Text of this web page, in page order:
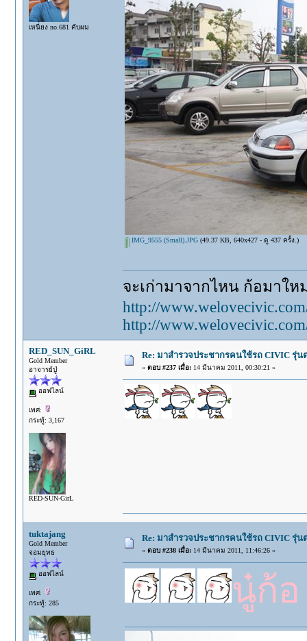
เหนี่ยง no.681 คับผม
IMG_9555 (Small).JPG(49.37 KB, 640x427 - ดู 437 ครั้ง.)
จะเก่ามาจากไหน ก้อมาให
http://
http://
RED_SUN_GiRL
Gold Member
อาจารย์ปู่
ออฟไลน์
เพศ:
กระทู้: 3,167
RED-SUN-GirL
Re: มาสำรวจประชากรคนใช้รถ CIVIC รุ่น
« ตอบ #237 เมื่อ:14 มีนาคม 2011, 00:30:21 »
tuktajang
Gold Member
จอมยุทธ
ออฟไลน์
เพศ:
กระทู้: 285
Re: มาสำรวจประชากรคนใช้รถ CIVIC รุ่น
« ตอบ #238 เมื่อ:14 มีนาคม 2011, 11:46:26 »
นู๋ก้อ